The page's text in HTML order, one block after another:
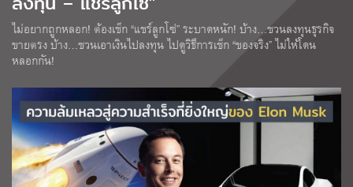
ไม่อยากถูกหลอก! ต้องเช็ก “แชร์ลูกโซ่” ระบาดหนัก! บ้าง…ชวนลงทุนธุรกิจ
ขายตรง บ้าง…ชวนเอาเงินไปลงทุน ไปดูวิธีการเช็ก “ของจริง” ไม่ให้โดน
หลอกกัน!